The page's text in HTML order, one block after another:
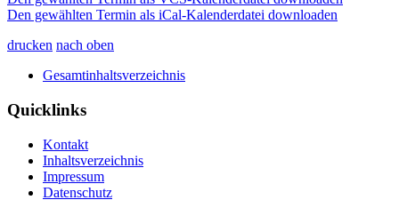
Den gewählten Termin als iCal-Kalenderdatei downloaden
drucken nach oben
Gesamtinhaltsverzeichnis
Quicklinks
Kontakt
Inhaltsverzeichnis
Impressum
Datenschutz